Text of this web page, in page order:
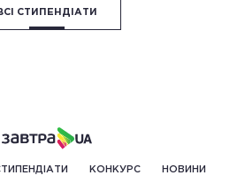
СТИПЕНДІАТИ
КОНКУРС НОВИНИ